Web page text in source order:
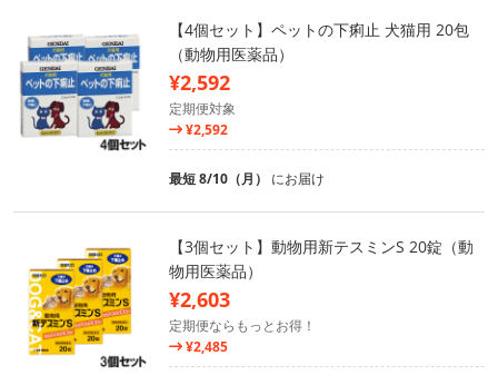
【4個セット】ペットの下痢止 犬猫用 20包
（動物用医薬品）
¥2,592
定期便対象
¥2,592
最短 8/10（月） にお届け
【3個セット】動物用新テスミンS 20錠（動
物用医薬品）
¥2,603
定期便ならもっとお得！
¥2,485